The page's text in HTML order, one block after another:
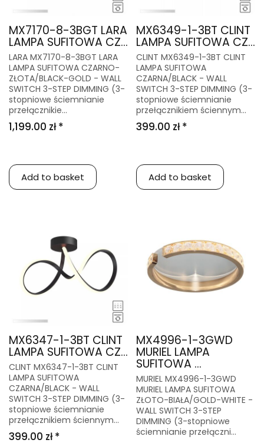
MX7170-8-3BGT LARA
LAMPA SUFITOWA CZ...
LARA MX7170-8-3BGT LARA
LAMPA SUFITOWA CZARNO-
ZŁOTA/BLACK-GOLD - WALL
SWITCH 3-STEP DIMMING (3-
stopniowe ściemnianie
przełącznikie...
1,199.00 zł *
Add to basket
MX6349-1-3BT CLINT
LAMPA SUFITOWA CZ...
CLINT MX6349-1-3BT CLINT
LAMPA SUFITOWA
CZARNA/BLACK - WALL
SWITCH 3-STEP DIMMING (3-
stopniowe ściemnianie
przełącznikiem ściennym...
399.00 zł *
Add to basket
MX6347-1-3BT CLINT
LAMPA SUFITOWA CZ...
CLINT MX6347-1-3BT CLINT
LAMPA SUFITOWA
CZARNA/BLACK - WALL
SWITCH 3-STEP DIMMING (3-
stopniowe ściemnianie
przełącznikiem ściennym...
399.00 zł *
MX4996-1-3GWD
MURIEL LAMPA
SUFITOWA ...
MURIEL MX4996-1-3GWD
MURIEL LAMPA SUFITOWA
ZŁOTO-BIAŁA/GOLD-WHITE -
WALL SWITCH 3-STEP
DIMMING (3-stopniowe
ściemnianie przełączni...